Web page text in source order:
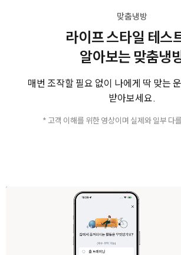
맞춤냉방
라이프 스타일 테스
알아보는 맞춤냉
매번 조작할 필요 없이 나에게 딱 맞는
받아보세요.
* 고객 이해를 위한 영상이며 실제와 일부 다